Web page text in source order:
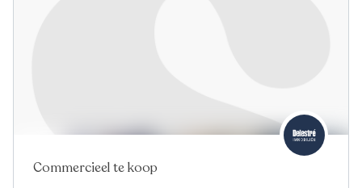
Commercieel te koop